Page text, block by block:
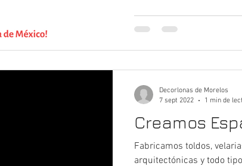
Creamos
Fabricamos toldos,
arquitectónicas y todo
Decorlonas de Morelos
7 sept 2022
1 min de